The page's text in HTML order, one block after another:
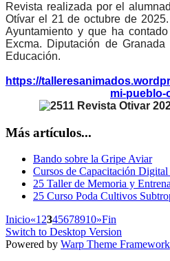
Revista realizada por el
Otívar el 21 de octubre de
Ayuntamiento y que ha
Excma. Diputación de
Educación.
https://
mi-pueblo-
Más artículos...
Bando sobre la Gripe Aviar
Cursos de Capacitación
25 Taller de Memoria y
25 Curso Poda Cultivos
Inicio«12345678910»Fin
Switch to Desktop Version
Powered by Warp Theme Framework